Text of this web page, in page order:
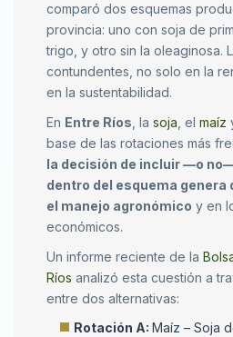
comparó dos esquemas
provincia: uno con soja de
trigo, y otro sin la oleaginosa.
contundentes, no solo en la
en la sustentabilidad.
En Entre Ríos, la soja, el maíz
base de las rotaciones más
la decisión de incluir —o
dentro del esquema
el manejo agronómico y en
económicos.
Un informe reciente de la
Ríos analizó esta cuestión a
entre dos alternativas:
Rotación A: Maíz – Soja